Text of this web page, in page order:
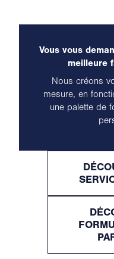
Vous vous
meilleure
Nous créons
mesure, en
une palette de